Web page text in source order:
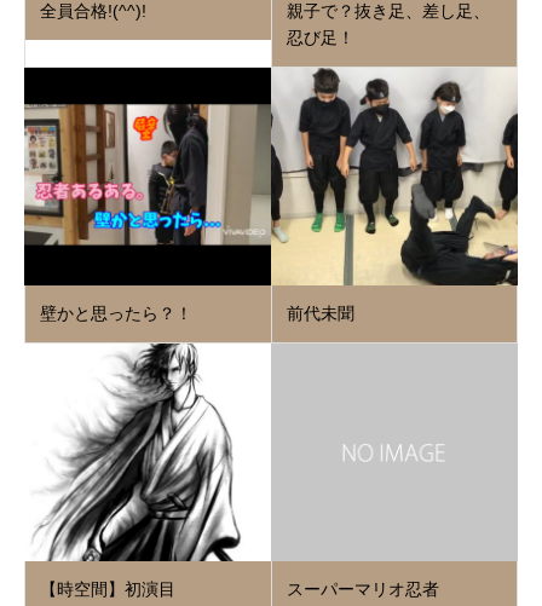
全員合格!(^^)!
親子で？抜き足、差し足、
忍び足！
壁かと思ったら？！ 前代未聞
【時空間】初演目 スーパーマリオ忍者